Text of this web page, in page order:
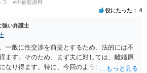
って判断をするとわかりやすいと思います。
が生じているということを親族には話してお
すし、常識的に見ても、また、それが親族内
著しく不相当なこととも言えません。ですか
念を逸脱した態様・方法であるとは言えない
。少なくとも、違法と評価されるハラスメン
。
ス #不倫慰謝料
役にたった 4
強い弁護士
一般に性交渉を前提とするため、法的には不
ます。そのため、まず夫に対しては、離婚原
なり得ます。特に、今回のように長期間の継